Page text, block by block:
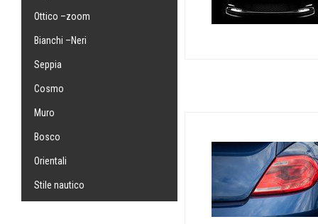
Ottico –zoom
Bianchi –Neri
Seppia
Cosmo
Muro
Bosco
Orientali
Stile nautico